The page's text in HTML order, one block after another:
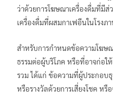
ว่าด้วยการโฆษณาเครื่องดื่มที่มี
เครื่องดื่มที่ผสมกาเฟอีนในโรง
สำหรับการกำหนดข้อความโฆษ
ธรรมต่อผู้บริโภค หรือที่อาจก่อใ
รวม ได้แก่ ข้อความที่ผู้ประกอบ
หรือรางวัลด้วยการเสี่ยงโชค หรื